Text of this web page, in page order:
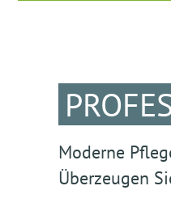
Moderne
Überzeugen